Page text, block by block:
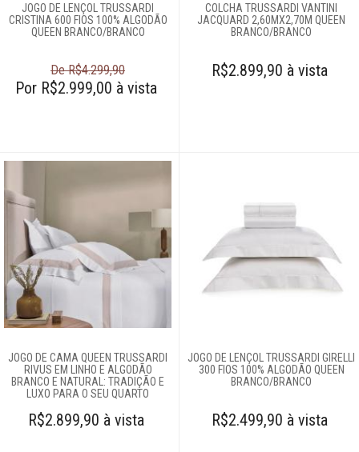
JOGO DE LENÇOL TRUSSARDI
CRISTINA 600 FIOS 100% ALGODÃO
QUEEN BRANCO/BRANCO
De R$4.299,90
Por R$2.999,00 à vista
COLCHA TRUSSARDI VANTINI
JACQUARD 2,60MX2,70M QUEEN
BRANCO/BRANCO
R$2.899,90 à vista
JOGO DE CAMA QUEEN TRUSSARDI
RIVUS EM LINHO E ALGODÃO
BRANCO E NATURAL: TRADIÇÃO E
LUXO PARA O SEU QUARTO
R$2.899,90 à vista
JOGO DE LENÇOL TRUSSARDI GIRELLI
300 FIOS 100% ALGODÃO QUEEN
BRANCO/BRANCO
R$2.499,90 à vista